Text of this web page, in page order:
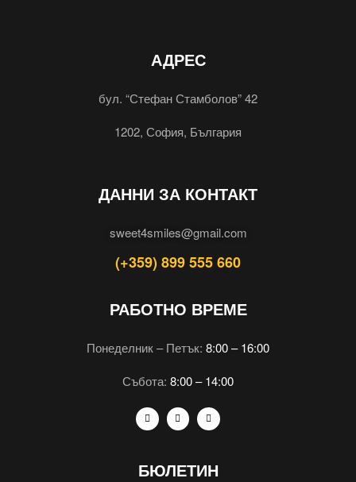
АДРЕС
бул. “Стефан Стамболов” 42
1202, София, България
ДАННИ ЗА КОНТАКТ
sweet4smiles@gmail.com
(+359) 899 555 660
РАБОТНО ВРЕМЕ
Понеделник – Петък: 8:00 – 16:00
Събота: 8:00 – 14:00
БЮЛЕТИН